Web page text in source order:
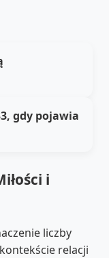
gdy pojawia
i
liczby
relacji